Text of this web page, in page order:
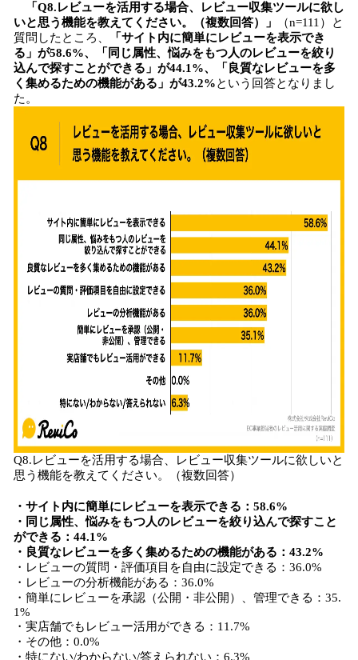
「Q8.レビューを活用する場合、レビュー収集ツールに欲し
いと思う機能を教えてください。（複数回答）」
（n=111）と
質問したところ、
「サイト内に簡単にレビューを表示でき
る」が58.6%、「同じ属性、悩みをもつ人のレビューを絞り
込んで探すことができる」が44.1%、「良質なレビューを多
く集めるための機能がある」が43.2%という回答となりまし
た。
Q8.レビューを活用する場合、レビュー収集ツールに欲しいと
思う機能を教えてください。（複数回答）
・サイト内に簡単にレビューを表示できる：58.6%
・同じ属性、悩みをもつ人のレビューを絞り込んで探すこと
ができる：44.1%
・良質なレビューを多く集めるための機能がある：43.2%
・レビューの質問・評価項目を自由に設定できる：36.0%
・レビューの分析機能がある：36.0%
・簡単にレビューを承認（公開・非公開）、管理できる：35.
1%
・実店舗でもレビュー活用ができる：11.7%
・その他：0.0%
・特にない/わからない/答えられない：6.3%